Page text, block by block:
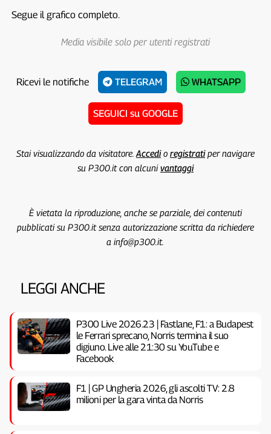
Segue il grafico completo.
Media visibile solo per utenti registrati
Ricevi le notifiche TELEGRAM WHATSAPP
SEGUICI su GOOGLE
Stai visualizzando da visitatore. Accedio registratiper navigare
su P300.it con alcunivantaggi
È vietata la riproduzione, anche se parziale, dei contenuti
pubblicati su P300.it senza autorizzazione scritta da richiedere
a info@p300.it.
LEGGI ANCHE
P300 Live 2026.23 | Fastlane, F1: a Budapest
le Ferrari sprecano, Norris termina il suo
digiuno. Live alle 21:30 su YouTube e
Facebook
F1 | GP Ungheria 2026, gli ascolti TV: 2.8
milioni per la gara vinta da Norris